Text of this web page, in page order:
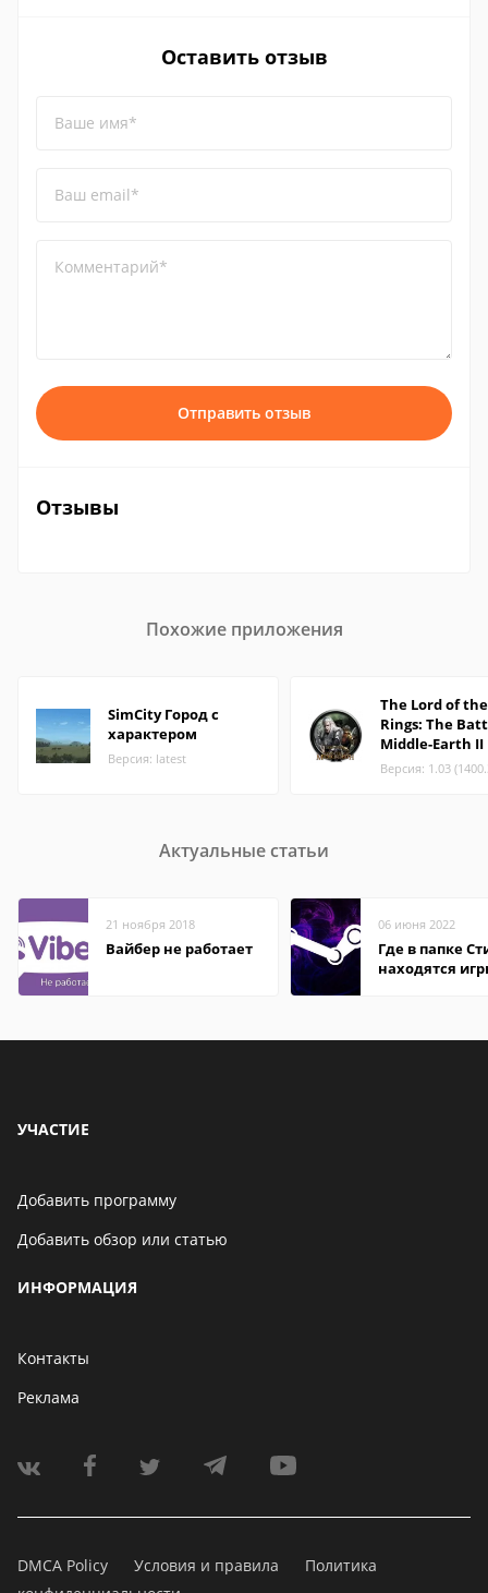
Оставить отзыв
Ваше имя*
Ваш email*
Комментарий*
Отправить отзыв
Отзывы
Похожие приложения
SimCity Город с
характером
Версия: latest
The Lord of the
Rings: The
Middle-Earth II
Версия: 1.03
Актуальные статьи
21 ноября 2018
Вайбер не работает
06 июня 2022
Где в папке
находятся
УЧАСТИЕ
Добавить программу
Добавить обзор или статью
ИНФОРМАЦИЯ
Контакты
Реклама
DMCA Policy Условия и правила
Политика